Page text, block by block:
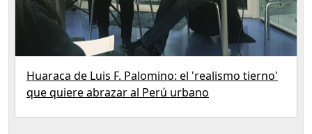
Huaraca de Luis F. Palomino: el 'realismo tierno'
que quiere abrazar al Perú urbano